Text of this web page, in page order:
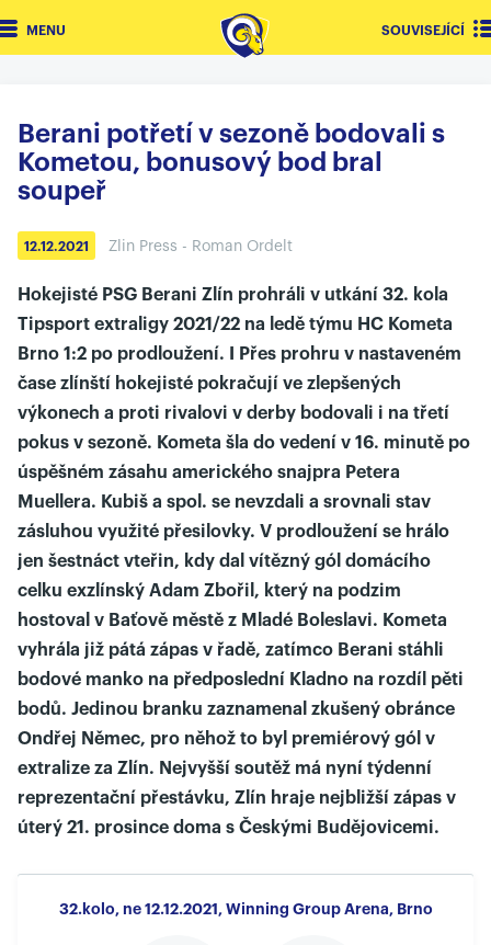
MENU SOUVISEJÍCÍ
Berani potřetí v sezoně bodovali s
Kometou, bonusový bod bral
soupeř
12.12.2021 Zlin Press - Roman Ordelt
Hokejisté PSG Berani Zlín prohráli v utkání 32. kola
Tipsport extraligy 2021/22 na ledě týmu HC Kometa
Brno 1:2 po prodloužení. I Přes prohru v nastaveném
čase zlínští hokejisté pokračují ve zlepšených
výkonech a proti rivalovi v derby bodovali i na třetí
pokus v sezoně. Kometa šla do vedení v 16. minutě po
úspěšném zásahu amerického snajpra Petera
Muellera. Kubiš a spol. se nevzdali a srovnali stav
zásluhou využité přesilovky. V prodloužení se hrálo
jen šestnáct vteřin, kdy dal vítězný gól domácího
celku exzlínský Adam Zbořil, který na podzim
hostoval v Baťově městě z Mladé Boleslavi. Kometa
vyhrála již pátá zápas v řadě, zatímco Berani stáhli
bodové manko na předposlední Kladno na rozdíl pěti
bodů. Jedinou branku zaznamenal zkušený obránce
Ondřej Němec, pro něhož to byl premiérový gól v
extralize za Zlín. Nejvyšší soutěž má nyní týdenní
reprezentační přestávku, Zlín hraje nejbližší zápas v
úterý 21. prosince doma s Českými Budějovicemi.
32.kolo, ne 12.12.2021, Winning Group Arena, Brno